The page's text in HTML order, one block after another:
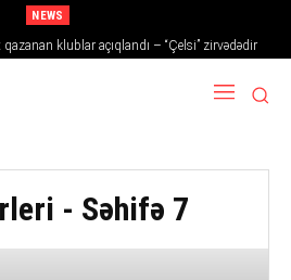
NEWS
klublar açıqlandı – “Çelsi” zirvədədir
- Səhifə 7